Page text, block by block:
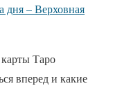
– Верховная
Таро
вперед и какие